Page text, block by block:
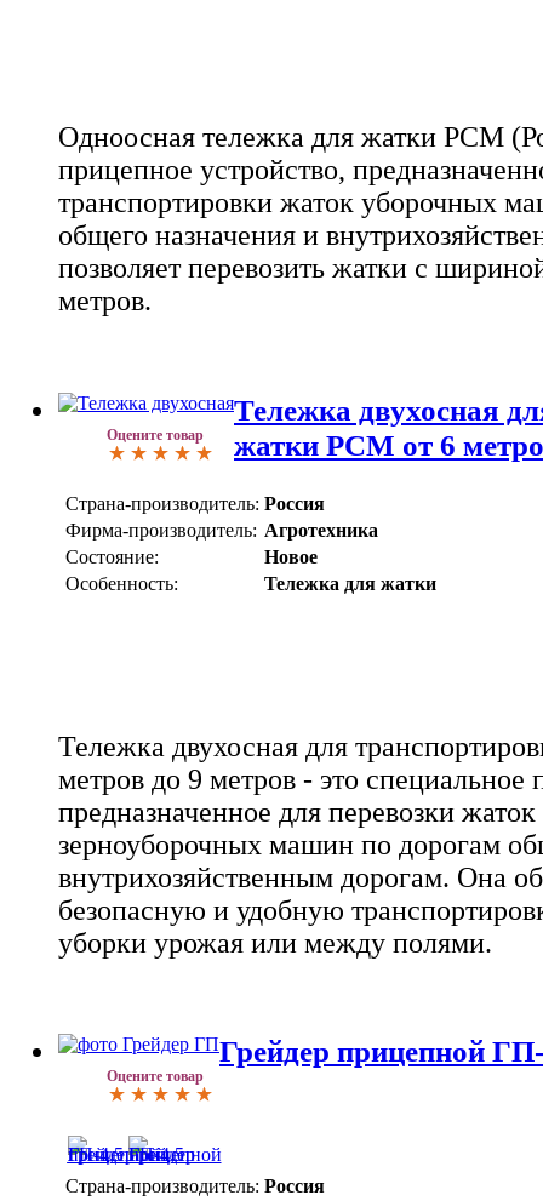
Одноосная тележка для жатки РСМ
прицепное устройство,
транспортировки жаток уборочных
общего назначения и
позволяет перевозить жатки с
метров.
Оцените товар
Тележка двухосная
жатки РСМ от 6
Страна-производитель: Россия
Фирма-производитель: Агротехника
Состояние:
Новое
Особенность:
Тележка для жатки
Тележка двухосная для
метров до 9 метров - это специальное
предназначенное для перевозки
зерноуборочных машин по дорогам
внутрихозяйственным дорогам. Она
безопасную и удобную
уборки урожая или между полями.
Оцените товар
Грейдер прицепной
Страна-производитель: Россия